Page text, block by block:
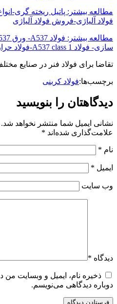
مطالعه بیشتر: پاتیل ریخته گری-
فولاد آلیاژی-فروش فولاد آلیاژی
سازی- فولاد A537 class 1-فولاد حرارتی
تقاضا برای فولاد فنر در صنایع
برچسب‌ها:فولاد کربنی
دیدگاهتان را بنویسید
نشانی ایمیل شما منتشر نخواهد شد.
علامت‌گذاری شده‌اند *
نام *
ایمیل *
وب‌ سایت
دیدگاه *
ذخیره نام، ایمیل و وبسایت من
دوباره دیدگاهی می‌نویسم.